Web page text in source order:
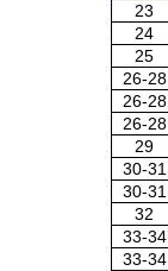
23
24
25
26-28
26-28
26-28
29
30-31
30-31
32
33-34
33-34